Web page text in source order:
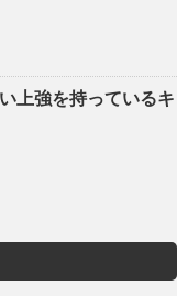
上強を持っているキ